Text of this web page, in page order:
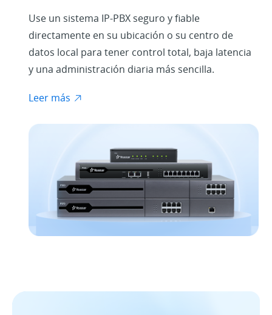
Use un sistema IP-PBX seguro y fiable
directamente en su ubicación o su centro de
datos local para tener control total, baja latencia
y una administración diaria más sencilla.
Leer más